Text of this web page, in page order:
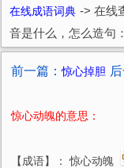
在线成语词典 -> 在线
音是什么，怎么造句：
前一篇：惊心掉胆
惊心动魄的意思：
【成语】： 惊心动魄